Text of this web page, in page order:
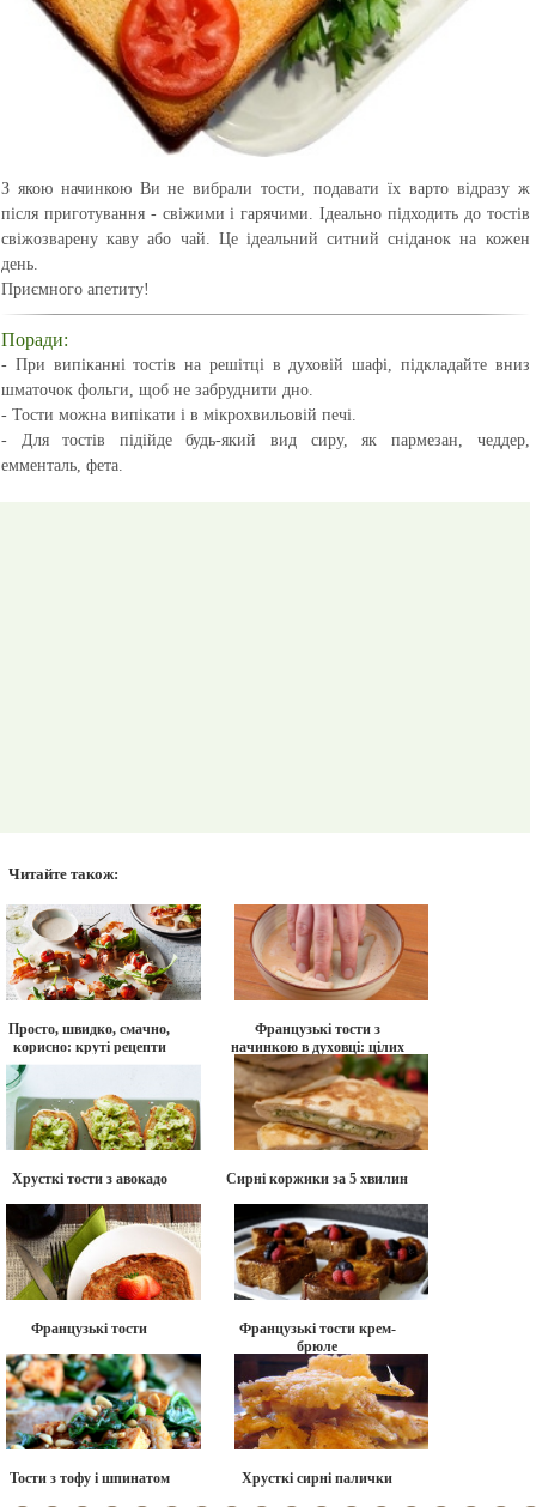
З якою начинкою Ви не вибрали тости, подавати їх варто відразу ж
після приготування - свіжими і гарячими. Ідеально підходить до тостів
свіжозварену каву або чай. Це ідеальний ситний сніданок на кожен
день.
Приємного апетиту!
Поради:
- При випіканні тостів на решітці в духовій шафі, підкладайте вниз
шматочок фольги, щоб не забруднити дно.
- Тости можна випікати і в мікрохвильовій печі.
- Для тостів підійде будь-який вид сиру, як пармезан, чеддер,
емменталь, фета.
Читайте також:
Просто, швидко, смачно,
корисно: круті рецепти
тостів на весь тиждень
Французькі тости з
начинкою в духовці: цілих
два смачних варіанти.
Хрусткі тости з авокадо Сирні коржики за 5 хвилин
Французькі тости
Французькі тости крем-
брюле
Тости з тофу і шпинатом Хрусткі сирні палички